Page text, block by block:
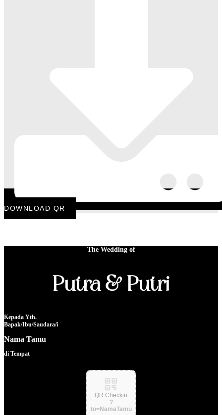
DOWNLOAD QR
The Wedding of
Putra & Putri
Kepada Yth.
Bapak/Ibu/Saudara/i
Nama Tamu
di Tempat
QR Checkin
?
to=NamaTamu